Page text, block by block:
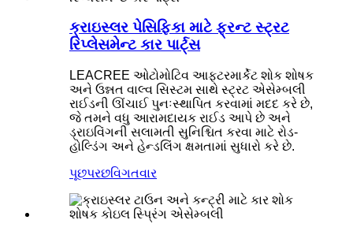
ક્રાઇસ્લર પેસિફિકા માટે ફ્રન્ટ સ્ટ્રટ
રિપ્લેસમેન્ટ કાર પાર્ટ્સ
LEACREE ઓટોમોટિવ આફ્ટરમાર્કેટ શોક શોષક
અને ઉન્નત વાલ્વ સિસ્ટમ સાથે સ્ટ્રટ એસેમ્બલી
રાઈડની ઊંચાઈ પુનઃસ્થાપિત કરવામાં મદદ કરે છે,
જે તમને વધુ આરામદાયક રાઈડ આપે છે અને
ડ્રાઇવિંગની સલામતી સુનિશ્ચિત કરવા માટે રોડ-
હોલ્ડિંગ અને હેન્ડલિંગ ક્ષમતામાં સુધારો કરે છે.
પૂછપરછવિગતવાર